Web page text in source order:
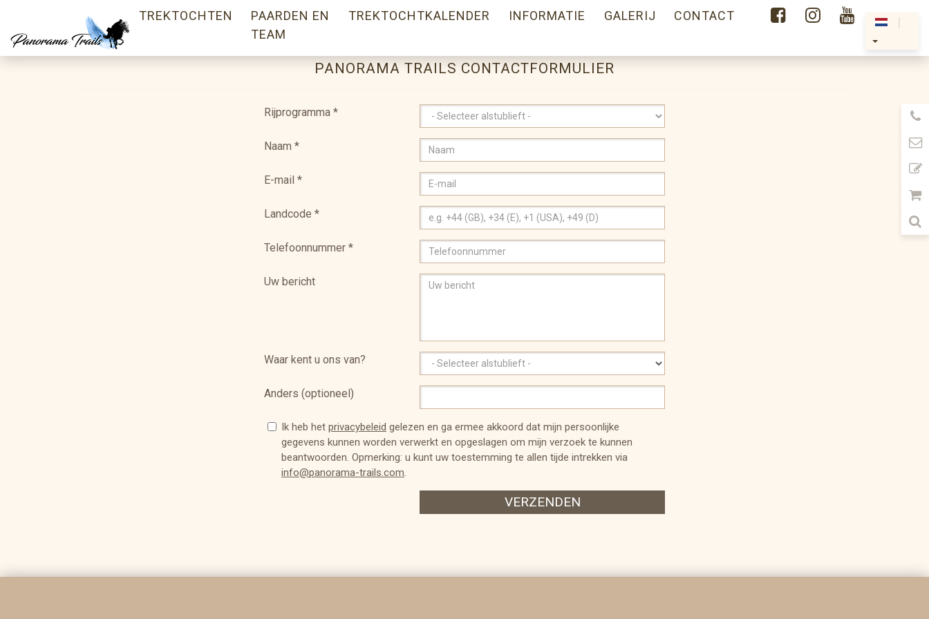
TREKTOCHTEN
PAARDEN EN
TEAM
TREKTOCHTKALENDER INFORMATIE GALERIJ CONTACT    |
PANORAMA TRAILS CONTACTFORMULIER
Rijprogramma *
Naam *
E-mail *
Landcode *
Telefoonnummer *
Uw bericht
Waar kent u ons van?
Anders (optioneel)
Ik heb het privacybeleid gelezen en ga ermee akkoord dat mijn persoonlijke
gegevens kunnen worden verwerkt en opgeslagen om mijn verzoek te kunnen
beantwoorden. Opmerking: u kunt uw toestemming te allen tijde intrekken via
info@panorama-trails.com.
VERZENDEN